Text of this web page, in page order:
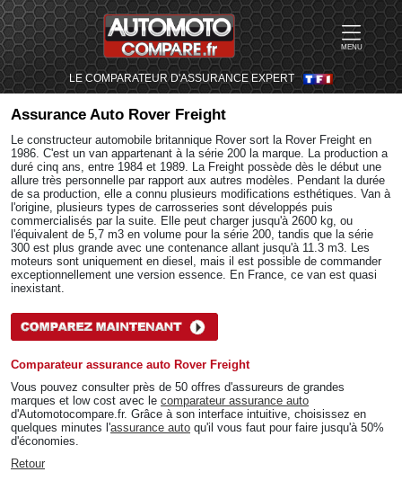
MENU
LE COMPARATEUR D'ASSURANCE EXPERT
Assurance Auto Rover Freight
Le constructeur automobile britannique Rover sort la Rover Freight en
1986. C'est un van appartenant à la série 200 la marque. La production a
duré cinq ans, entre 1984 et 1989. La Freight possède dès le début une
allure très personnelle par rapport aux autres modèles. Pendant la durée
de sa production, elle a connu plusieurs modifications esthétiques. Van à
l'origine, plusieurs types de carrosseries sont développés puis
commercialisés par la suite. Elle peut charger jusqu'à 2600 kg, ou
l'équivalent de 5,7 m3 en volume pour la série 200, tandis que la série
300 est plus grande avec une contenance allant jusqu'à 11.3 m3. Les
moteurs sont uniquement en diesel, mais il est possible de commander
exceptionnellement une version essence. En France, ce van est quasi
inexistant.
Comparateur assurance auto Rover Freight
Vous pouvez consulter près de 50 offres d'assureurs de grandes
marques et low cost avec le comparateur assurance auto
d'Automotocompare.fr. Grâce à son interface intuitive, choisissez en
quelques minutes l'assurance auto qu'il vous faut pour faire jusqu'à 50%
d'économies.
Retour